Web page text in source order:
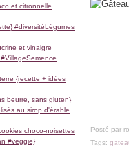
et citronnelle
#diversitéLégumes
et vinaigre
{recette + idées
beurre, sans gluten}
au sirop d'érable
choco-noisettes
#veggie}
Posté par
Tags: